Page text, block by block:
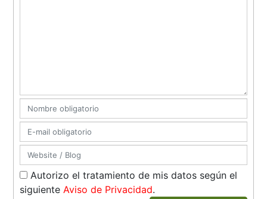
Autorizo el tratamiento de mis datos según el
siguienteAviso de Privacidad.